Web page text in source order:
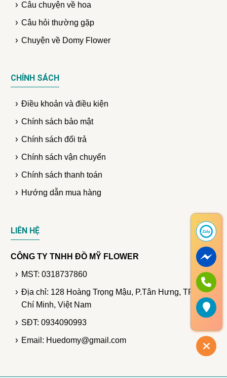
Câu chuyện về hoa
Câu hỏi thường gặp
Chuyện về Domy Flower
CHÍNH SÁCH
Điều khoản và điều kiện
Chính sách bảo mật
Chính sách đổi trả
Chính sách vận chuyển
Chính sách thanh toán
Hướng dẫn mua hàng
LIÊN HỆ
CÔNG TY TNHH ĐỒ MỸ FLOWER
MST: 0318737860
Địa chỉ: 128 Hoàng Trọng Mậu, P.Tân Hưng, TP. Hồ
Chí Minh, Việt Nam
SĐT: 0934090993
Email: Huedomy@gmail.com